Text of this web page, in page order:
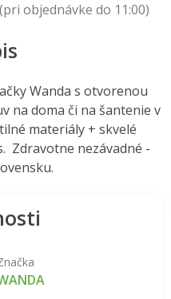
objednávke do 11:00)
Wanda s otvorenou
na doma či na šantenie v
materiály + skvelé
Zdravotne nezávadné -